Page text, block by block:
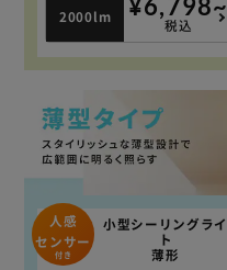
2000lm ¥6,798~
税込
人感
センサー
付き
小型シーリングライ
ト
薄形